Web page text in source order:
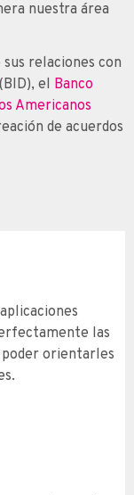
nuestra área
relaciones con
(BID), el Banco
Americanos
de acuerdos
las
poder orientarles